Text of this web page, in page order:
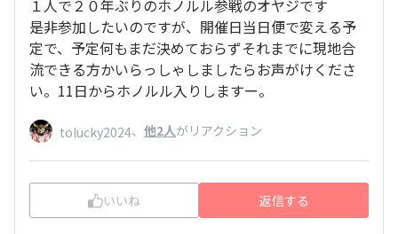
１人で２０年ぶりのホノルル参戦のオヤジです
是非参加したいのですが、開催日当日便で変える予
定で、予定何もまだ決めておらずそれまでに現地合
流できる方かいらっしゃしましたらお声がけくださ
い。11日からホノルル入りしますー。
tolucky2024、 他2人がリアクション
いいね 返信する